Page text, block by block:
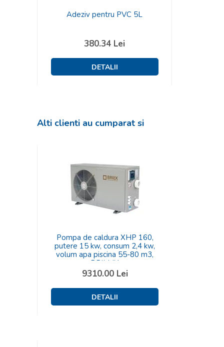
Adeziv pentru PVC 5L
380.34 Lei
Alti clienti au cumparat si
Pompa de caldura XHP 160,
putere 15 kw, consum 2,4 kw,
volum apa piscina 55-80 m3,
BRILLIX
9310.00Lei